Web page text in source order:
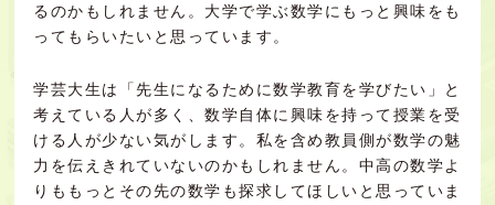
るのかもしれません。大学で学ぶ数学にもっと興味をも
ってもらいたいと思っています。
学芸大生は「先生になるために数学教育を学びたい」と
考えている人が多く、数学自体に興味を持って授業を受
ける人が少ない気がします。私を含め教員側が数学の魅
力を伝えきれていないのかもしれません。中高の数学よ
りももっとその先の数学も探求してほしいと思っていま